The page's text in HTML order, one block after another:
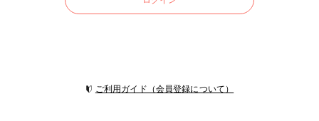
ご利用ガイド（会員登録について）